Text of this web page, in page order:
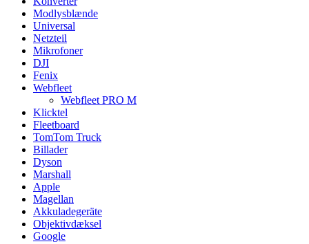
Modlysblænde
Universal
Netzteil
Mikrofoner
DJI
Fenix
Webfleet
Webfleet PRO M
Klicktel
Fleetboard
TomTom Truck
Billader
Dyson
Marshall
Apple
Magellan
Akkuladegeräte
Objektivdæksel
Google